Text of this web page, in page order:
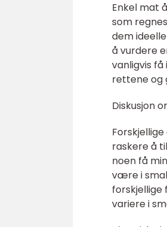
Enkel mat
som
dem
å vurdere
vanligvis
rettene og
Diskusjon
raskere å
noen få
være i
forskjellige
variere i